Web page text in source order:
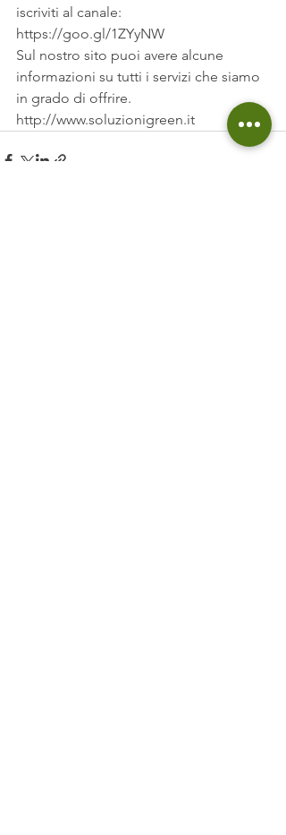
iscriviti al canale:
https://goo.gl/1ZYyNW
Sul nostro sito puoi avere alcune
informazioni su tutti i servizi che siamo
in grado di offrire.
http://www.soluzionigreen.it